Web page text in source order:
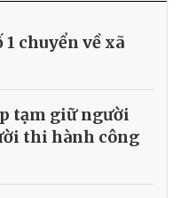
chuyển về xã
tạm giữ người
thi hành công